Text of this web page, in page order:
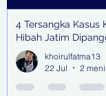
4 Tersangka Kasus
Hibah Jatim
khoirulfatma13
22 Jul
2